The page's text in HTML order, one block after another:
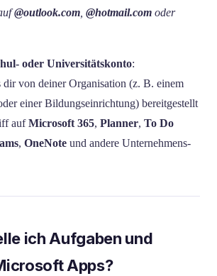
@outlook.com @hotmail.com oder
oder Universitätskonto:
von deiner Organisation (z. B. einem
einer Bildungseinrichtung) bereitgestellt
aufMicrosoft 365, Planner, To Do
, OneNote und andere Unternehmens-
ich Aufgaben und
Apps?